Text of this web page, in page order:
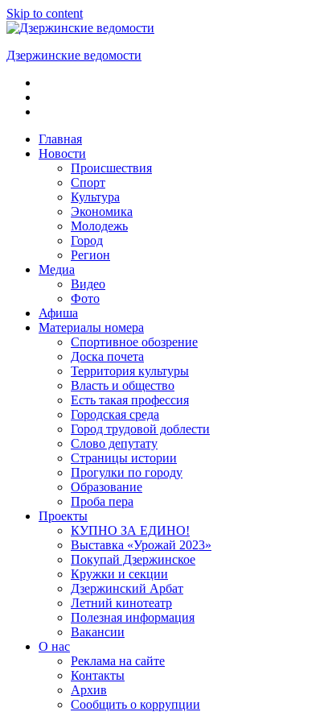
Skip to content
Дзержинские ведомости
ОБЩЕСТВЕННО-
ПОЛИТИЧЕСКАЯ
ГАЗЕТАГлавная
Новости
Происшествия
Спорт
Культура
Экономика
Молодежь
Город
Регион
Медиа
Видео
Фото
Афиша
Материалы номера
Спортивное обозрение
Доска почета
Территория культуры
Власть и общество
Есть такая профессия
Городская среда
Город трудовой доблести
Слово депутату
Страницы истории
Прогулки по городу
Образование
Проба пера
Проекты
КУПНО ЗА ЕДИНО!
Выставка «Урожай 2023»
Покупай Дзержинское
Кружки и секции
Дзержинский Арбат
Летний кинотеатр
Полезная информация
Вакансии
О нас
Реклама на сайте
Контакты
Архив
Сообщить о коррупции